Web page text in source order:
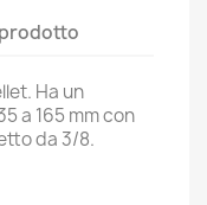
Ha un
a 165 mm con
da 3/8.